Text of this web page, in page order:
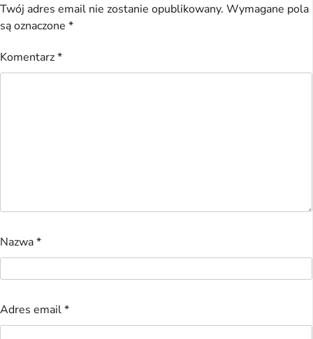
Twój adres email nie zostanie opublikowany. Wymagane pola
są oznaczone *
Komentarz*
Nazwa*
Adres email*